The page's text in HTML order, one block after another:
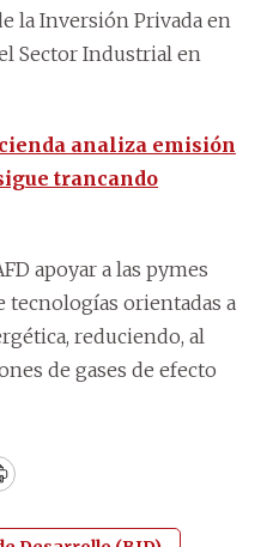
la Inversión Privada en
Sector Industrial en
analiza emisión
trancando
apoyar a las pymes
tecnologías orientadas a
reduciendo, al
de gases de efecto